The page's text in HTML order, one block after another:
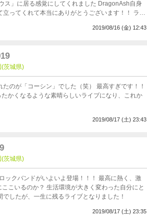
感覚にしてくれました DragonAsh自身
ってくれて本当にありがとうございます！！ ライ
2019/08/16 (金) 12:43
(茨城県)
シン」でした（笑） 最高すぎです！！
かくなるような素晴らしいライブになり、これか
2019/08/17 (土) 23:43
(茨城県)
ックバンドがいよいよ登場！！！ 最高に熱く、激
したが、一生に残るライブとなりました！
2019/08/17 (土) 23:35